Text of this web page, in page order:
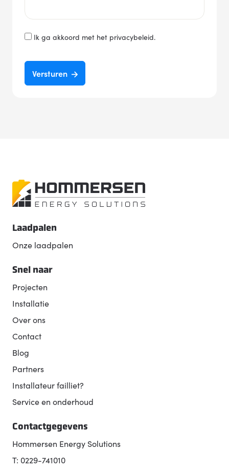
Instemming*
Ik ga akkoord met het privacybeleid.
Versturen
Laadpalen
Onze laadpalen
Snel naar
Projecten
Installatie
Over ons
Contact
Blog
Partners
Installateur failliet?
Service en onderhoud
Contactgegevens
Hommersen Energy Solutions
T: 0229-741010